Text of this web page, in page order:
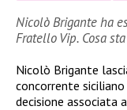
Nicolò Brigante ha
Fratello Vip. Cosa
Nicolò Brigante
concorrente
decisione associata